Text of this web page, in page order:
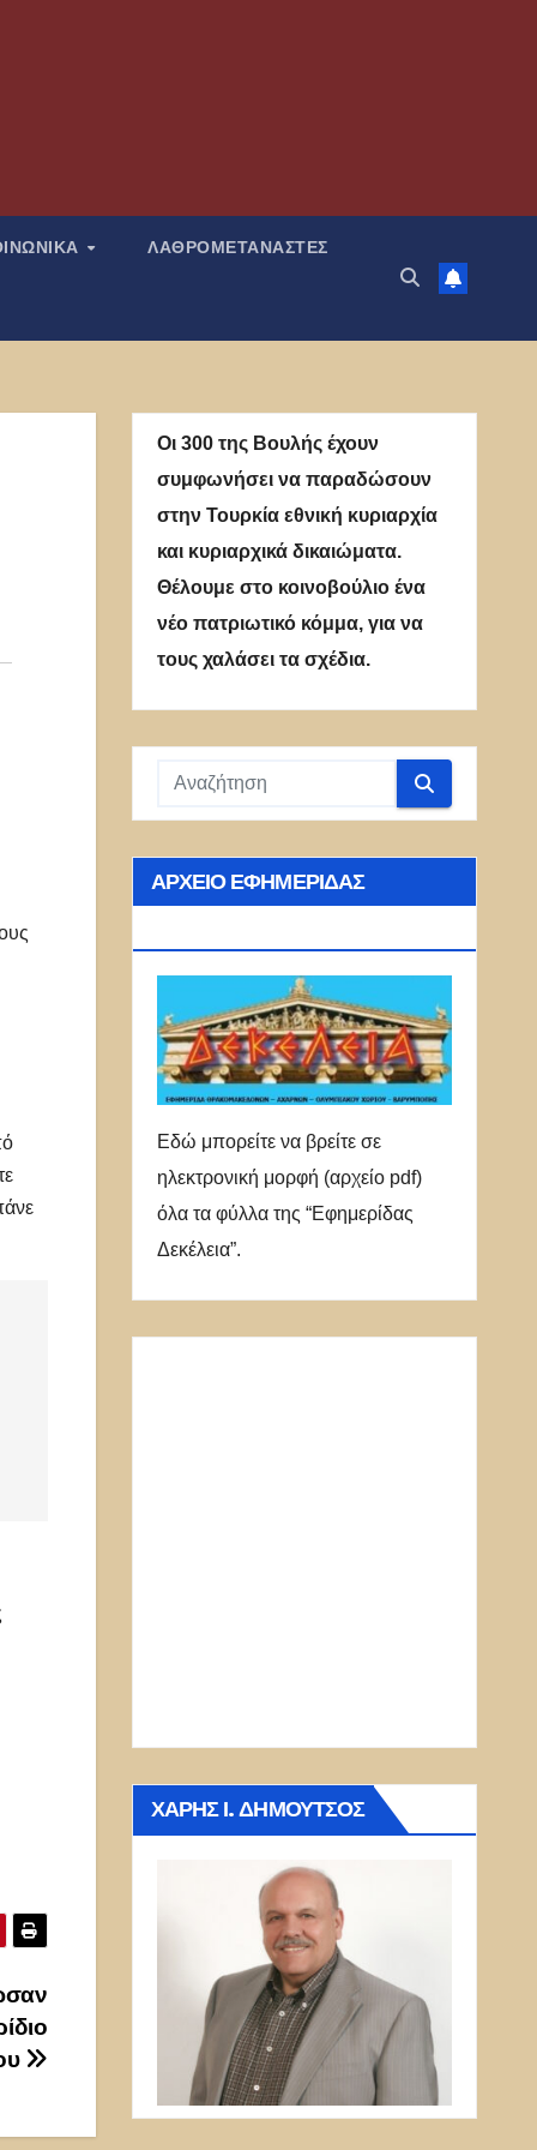
ΛΑΘΡΟΜΕΤΑΝΑΣΤΕΣ
Οι 300 της Βουλής έχουν
συμφωνήσει να παραδώσουν
στην Τουρκία εθνική κυριαρχία
και κυριαρχικά δικαιώματα.
Θέλουμε στο κοινοβούλιο ένα
νέο πατριωτικό κόμμα, για να
τους χαλάσει τα σχέδια.
ΑΡΧΕΊΟ ΕΦΗΜΕΡΊΔΑΣ
Εδώ μπορείτε να βρείτε σε
ηλεκτρονική μορφή (αρχείο pdf)
όλα τα φύλλα της “Εφημερίδας
Δεκέλεια”.
ΧΆΡΗΣ Ι. ΔΗΜΟΎΤΣΟΣ